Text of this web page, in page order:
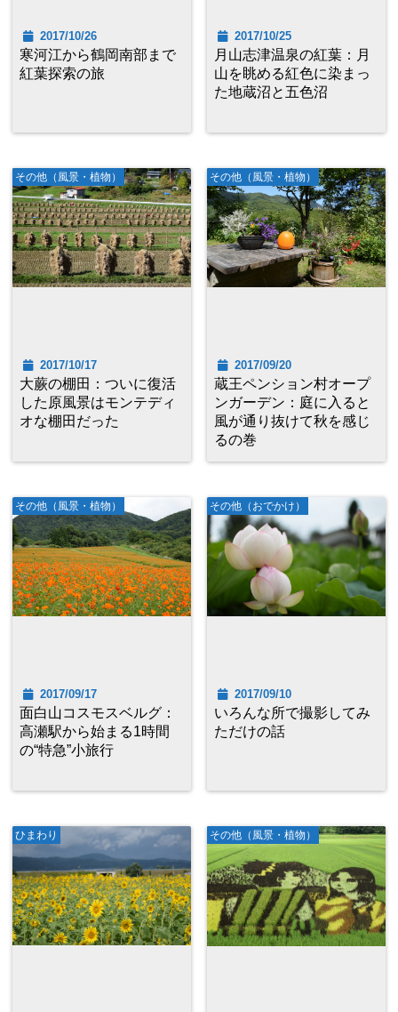
2017/10/26
寒河江から鶴岡南部まで
紅葉探索の旅
2017/10/25
月山志津温泉の紅葉：月
山を眺める紅色に染まっ
た地蔵沼と五色沼
その他（風景・植物）
2017/10/17
大蕨の棚田：ついに復活
した原風景はモンテディ
オな棚田だった
その他（風景・植物）
2017/09/20
蔵王ペンション村オープ
ンガーデン：庭に入ると
風が通り抜けて秋を感じ
るの巻
その他（風景・植物）
2017/09/17
面白山コスモスベルグ：
高瀬駅から始まる1時間
の“特急”小旅行
その他（おでかけ）
2017/09/10
いろんな所で撮影してみ
ただけの話
ひまわり その他（風景・植物）